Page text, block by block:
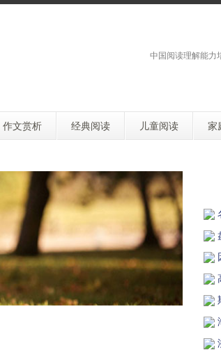
中国阅读理解能力
作文赏析 经典阅读 儿童阅读 家